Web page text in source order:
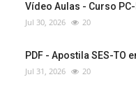
Vídeo Aulas - Curso
Jul 30, 2026 20
PDF - Apostila SES-TO
Jul 31, 2026 20